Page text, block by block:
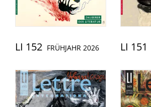
LI 152 FRÜHJAHR 2026 LI 151